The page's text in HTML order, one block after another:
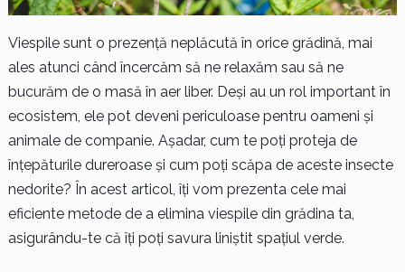
Viespile sunt o prezență neplăcută în orice grădină, mai
ales atunci când încercăm să ne relaxăm sau să ne
bucurăm de o masă în aer liber. Deși au un rol important în
ecosistem, ele pot deveni periculoase pentru oameni și
animale de companie. Așadar, cum te poți proteja de
înțepăturile dureroase și cum poți scăpa de aceste insecte
nedorite? În acest articol, îți vom prezenta cele mai
eficiente metode de a elimina viespile din grădina ta,
asigurându-te că îți poți savura liniștit spațiul verde.